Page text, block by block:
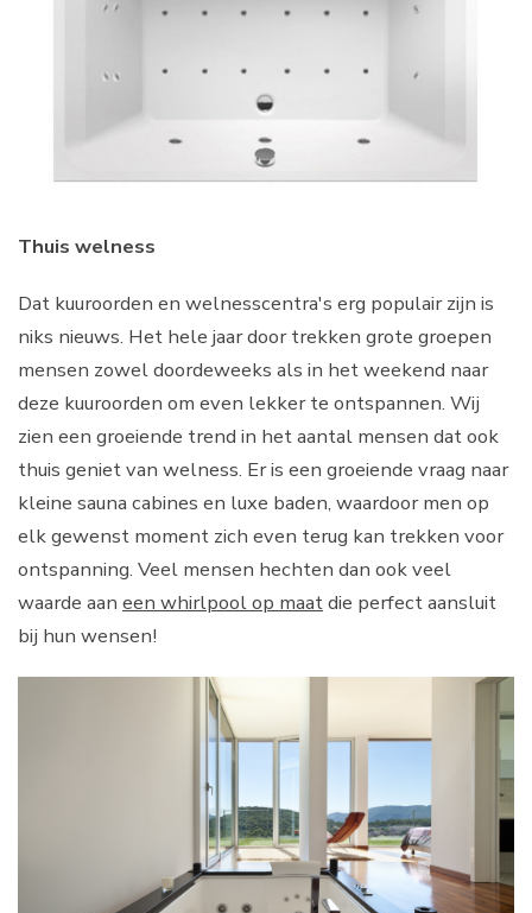
Thuis welness
Dat kuuroorden en welnesscentra's erg populair zijn is
niks nieuws. Het hele jaar door trekken grote groepen
mensen zowel doordeweeks als in het weekend naar
deze kuuroorden om even lekker te ontspannen. Wij
zien een groeiende trend in het aantal mensen dat ook
thuis geniet van welness. Er is een groeiende vraag naar
kleine sauna cabines en luxe baden, waardoor men op
elk gewenst moment zich even terug kan trekken voor
ontspanning. Veel mensen hechten dan ook veel
waarde aan een whirlpool op maatdie perfect aansluit
bij hun wensen!